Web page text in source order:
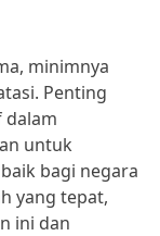
minimnya
Penting
dalam
untuk
bagi negara
yang tepat,
ini dan